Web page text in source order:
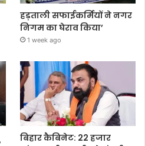
हड़ताली सफाईकर्मियों ने नगर
निगम का घेराव किया’
1 week ago
बिहार कैबिनेट: 22 हजार